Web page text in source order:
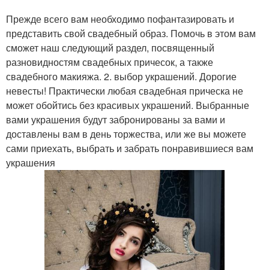
Прежде всего вам необходимо пофантазировать и
представить свой свадебный образ. Помочь в этом вам
сможет наш следующий раздел, посвященный
разновидностям свадебных причесок, а также
свадебного макияжа. 2. выбор украшений. Дорогие
невесты! Практически любая свадебная прическа не
может обойтись без красивых украшений. Выбранные
вами украшения будут забронированы за вами и
доставлены вам в день торжества, или же вы можете
сами приехать, выбрать и забрать понравившиеся вам
украшения